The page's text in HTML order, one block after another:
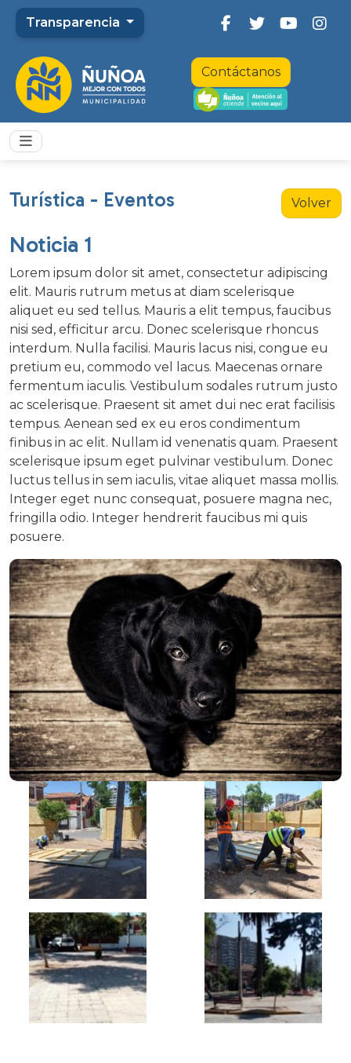
Transparencia
Contáctanos
Turística - Eventos Volver
Noticia 1
Lorem ipsum dolor sit amet, consectetur adipiscing
elit. Mauris rutrum metus at diam scelerisque
aliquet eu sed tellus. Mauris a elit tempus, faucibus
nisi sed, efficitur arcu. Donec scelerisque rhoncus
interdum. Nulla facilisi. Mauris lacus nisi, congue eu
pretium eu, commodo vel lacus. Maecenas ornare
fermentum iaculis. Vestibulum sodales rutrum justo
ac scelerisque. Praesent sit amet dui nec erat facilisis
tempus. Aenean sed ex eu eros condimentum
finibus in ac elit. Nullam id venenatis quam. Praesent
scelerisque ipsum eget pulvinar vestibulum. Donec
luctus tellus in sem iaculis, vitae aliquet massa mollis.
Integer eget nunc consequat, posuere magna nec,
fringilla odio. Integer hendrerit faucibus mi quis
posuere.